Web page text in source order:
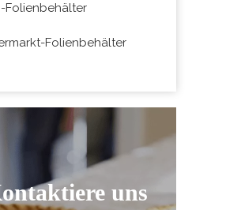
Folienbehälter
Folienbehälter
uns